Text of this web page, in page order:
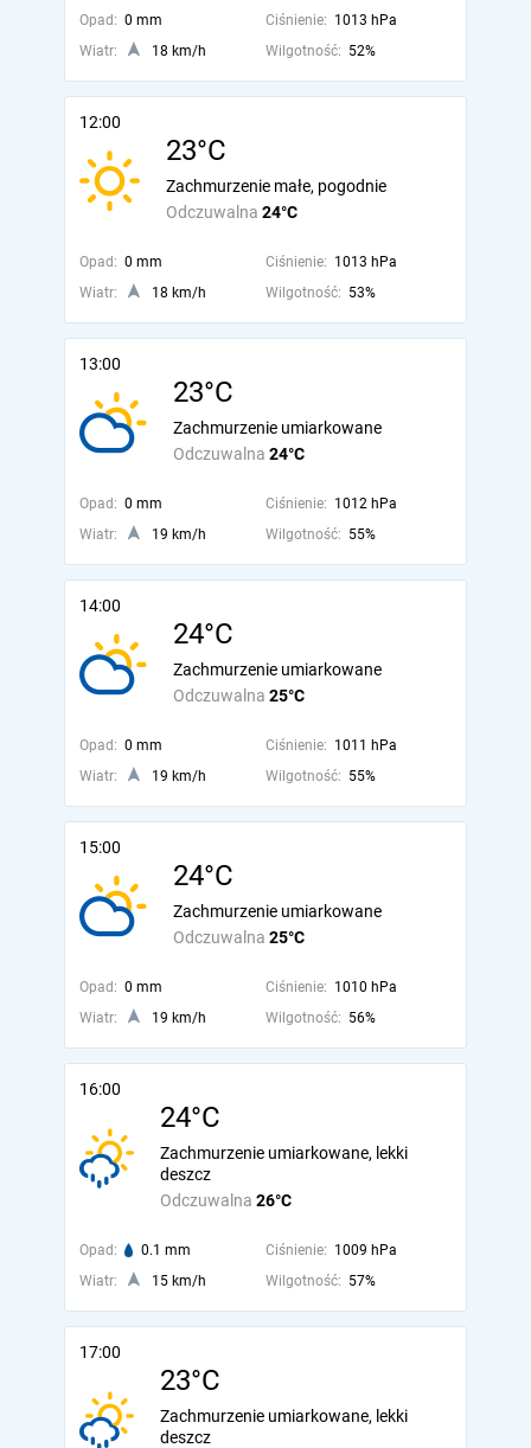
Opad: 0 mm Ciśnienie: 1013 hPa
Wiatr:
18 km/h Wilgotność: 52%
12:00
23°C
Odczuwalna 24°C
Zachmurzenie małe, pogodnie
Opad: 0 mm Ciśnienie: 1013 hPa
Wiatr:
18 km/h Wilgotność: 53%
13:00
23°C
Odczuwalna 24°C
Zachmurzenie umiarkowane
Opad: 0 mm Ciśnienie: 1012 hPa
Wiatr:
19 km/h Wilgotność: 55%
14:00
24°C
Odczuwalna 25°C
Zachmurzenie umiarkowane
Opad: 0 mm Ciśnienie: 1011 hPa
Wiatr:
19 km/h Wilgotność: 55%
15:00
24°C
Odczuwalna 25°C
Zachmurzenie umiarkowane
Opad: 0 mm Ciśnienie: 1010 hPa
Wiatr:
19 km/h Wilgotność: 56%
16:00
24°C
Odczuwalna 26°C
Zachmurzenie umiarkowane, lekki
deszcz
Opad: 0.1 mm Ciśnienie: 1009 hPa
Wiatr:
15 km/h Wilgotność: 57%
17:00
23°C
Zachmurzenie umiarkowane, lekki
deszcz